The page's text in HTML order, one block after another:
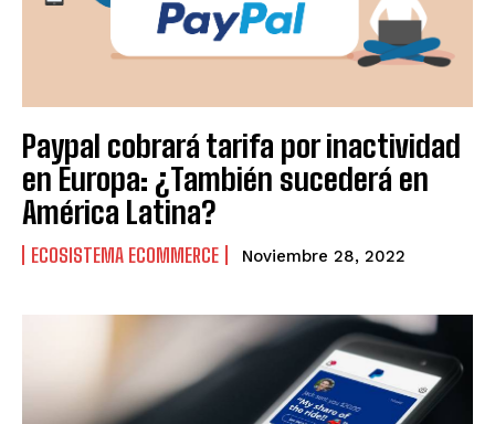
Ecommercenews
PERÚ
ARGENTINA
COLOMBIA
ECUADOR
MÉXICO
Ecommercenews
PERÚ
ARGENTINA
COLOMBIA
ECUADOR
MÉXICO
Paypal cobrará tarifa por inactividad
en Europa: ¿También sucederá en
América Latina?
ECOSISTEMA ECOMMERCE Noviembre 28, 2022